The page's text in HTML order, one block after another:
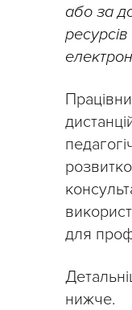
або за
для
нижче.